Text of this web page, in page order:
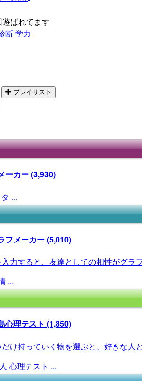
ばれてます
断学力
プレイリスト
ーカー(3,930)
...
フメーカー(5,010)
力すると、友達としての相性がグラ
...
心理テスト (1,850)
け持っていく物を選ぶと、好きな人
心理テスト ...